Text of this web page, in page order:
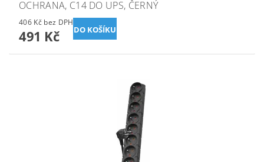
OCHRANA, C14 DO UPS, ČERNÝ
406 Kč bez DPH
491 Kč